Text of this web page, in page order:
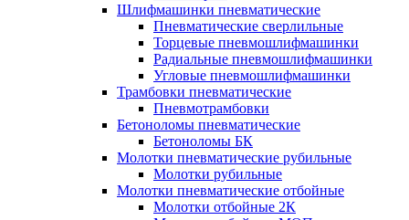
Шлифмашинки пневматические
Пневматические сверлильные
Торцевые пневмошлифмашинки
Радиальные пневмошлифмашинки
Угловые пневмошлифмашинки
Трамбовки пневматические
Пневмотрамбовки
Бетоноломы пневматические
Бетоноломы БК
Молотки пневматические рубильные
Молотки рубильные
Молотки пневматические отбойные
Молотки отбойные 2К